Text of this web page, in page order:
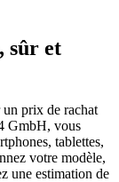
sûr et
un prix de rachat
GmbH, vous
tablettes,
votre modèle,
une estimation de